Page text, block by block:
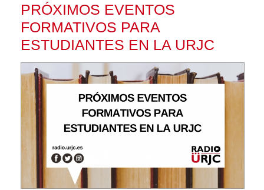
PRÓXIMOS EVENTOS
FORMATIVOS PARA
ESTUDIANTES EN LA URJC